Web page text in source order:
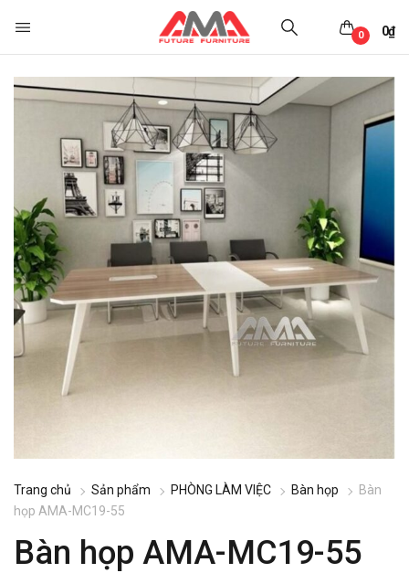
0₫
0
Trang chủ Sản phẩm PHÒNG LÀM VIỆC Bàn họp
Bàn
họp AMA-MC19-55
Bàn họp AMA-MC19-55